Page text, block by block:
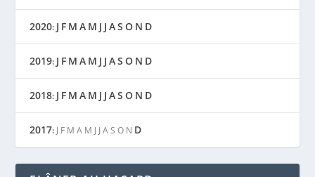
2020: J F M A M J J AS O N D
2019: J F M A M J J AS O N D
2018: J F M A M J J AS O N D
2017: J F M A M J J A S O N D